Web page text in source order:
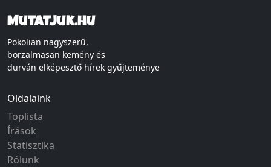
Mutatjuk.hu
Pokolian nagyszerű,
borzalmasan kemény és
durván elképesztő hírek gyűjteménye
Oldalaink
Toplista
Írások
Statisztika
Rólunk